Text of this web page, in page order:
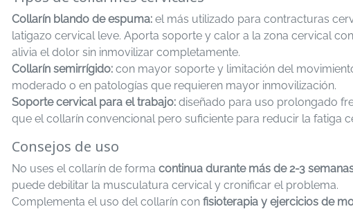
Collarín blando de espuma: el más utilizado para contracturas
latigazo cervical leve. Aporta soporte y calor a la zona cervical
alivia el dolor sin inmovilizar completamente.
Collarín semirrígido: con mayor soporte y limitación del
moderado o en patologías que requieren mayor inmovilización.
Soporte cervical para el trabajo: diseñado para uso prolongado
que el collarín convencional pero suficiente para reducir la fatiga
Consejos de uso
No uses el collarín de forma continua durante más de 2-3
puede debilitar la musculatura cervical y cronificar el problema.
Complementa el uso del collarín con fisioterapia y ejercicios de